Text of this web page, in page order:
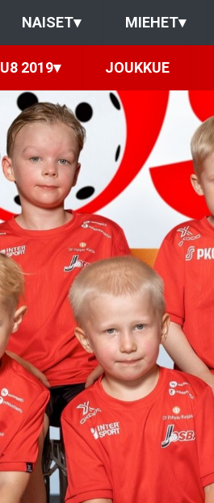
NAISET▾ MIEHET▾
U8 2019▾ JOUKKUE